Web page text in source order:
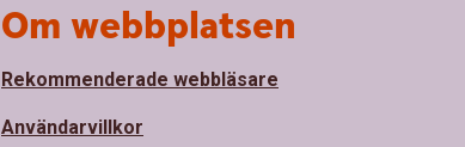
Om webbplatsen
Rekommenderade webbläsare
Användarvillkor